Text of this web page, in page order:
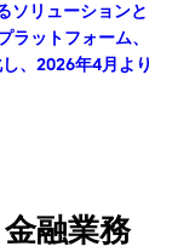
ソリューションと
ットフォーム、
、2026年4月より
融業務